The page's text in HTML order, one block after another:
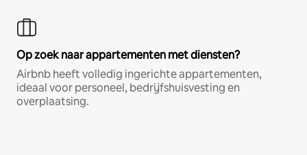
Op zoek naar appartementen met diensten?
Airbnb heeft volledig ingerichte appartementen,
ideaal voor personeel, bedrijfshuisvesting en
overplaatsing.